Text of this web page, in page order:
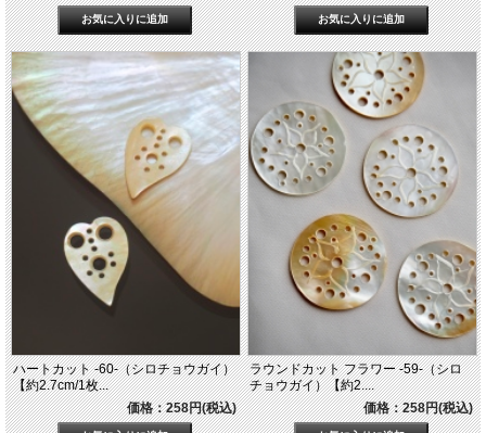
ハートカット -60-（シロチョウガイ）
【約2.7cm/1枚...
価格：258円(税込)
ラウンドカット フラワー -59-（シロ
チョウガイ）【約2....
価格：258円(税込)